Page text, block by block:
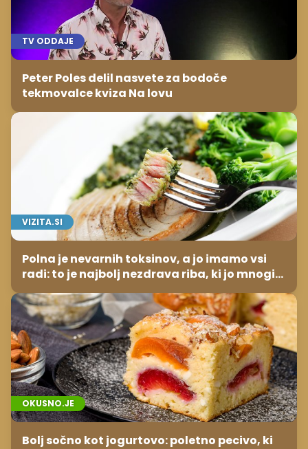
TV ODDAJE
Peter Poles delil nasvete za bodoče
tekmovalce kviza Na lovu
VIZITA.SI
Polna je nevarnih toksinov, a jo imamo vsi
radi: to je najbolj nezdrava riba, ki jo mnogi
redno uživajo
OKUSNO.JE
Bolj sočno kot jogurtovo: poletno pecivo, ki